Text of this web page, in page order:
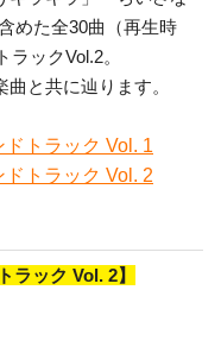
めた全30曲（再生時
ックVol.2。
と共に辿ります。
トラック Vol. 1
トラック Vol. 2
ラック Vol. 2】